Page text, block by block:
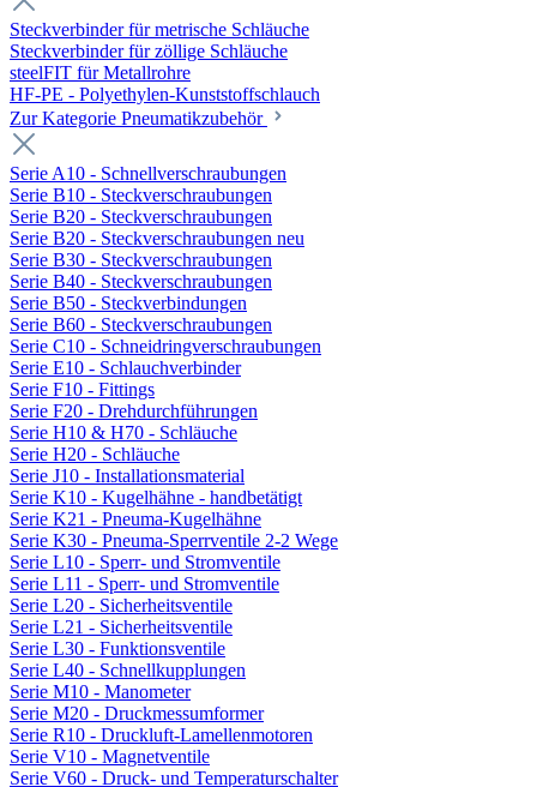
Steckverbinder für metrische Schläuche
Steckverbinder für zöllige Schläuche
steelFIT für Metallrohre
HF-PE - Polyethylen-Kunststoffschlauch
Zur Kategorie Pneumatikzubehör
Serie A10 - Schnellverschraubungen
Serie B10 - Steckverschraubungen
Serie B20 - Steckverschraubungen
Serie B20 - Steckverschraubungen neu
Serie B30 - Steckverschraubungen
Serie B40 - Steckverschraubungen
Serie B50 - Steckverbindungen
Serie B60 - Steckverschraubungen
Serie C10 - Schneidringverschraubungen
Serie E10 - Schlauchverbinder
Serie F10 - Fittings
Serie F20 - Drehdurchführungen
Serie H10 & H70 - Schläuche
Serie H20 - Schläuche
Serie J10 - Installationsmaterial
Serie K10 - Kugelhähne - handbetätigt
Serie K21 - Pneuma-Kugelhähne
Serie K30 - Pneuma-Sperrventile 2-2 Wege
Serie L10 - Sperr- und Stromventile
Serie L11 - Sperr- und Stromventile
Serie L20 - Sicherheitsventile
Serie L21 - Sicherheitsventile
Serie L30 - Funktionsventile
Serie L40 - Schnellkupplungen
Serie M10 - Manometer
Serie M20 - Druckmessumformer
Serie R10 - Druckluft-Lamellenmotoren
Serie V10 - Magnetventile
Serie V60 - Druck- und Temperaturschalter